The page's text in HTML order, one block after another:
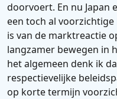
doorvoert. En nu Japan
een toch al voorzichtige
is van de marktreactie
langzamer bewegen in
het algemeen denk ik
respectievelijke
op korte termijn